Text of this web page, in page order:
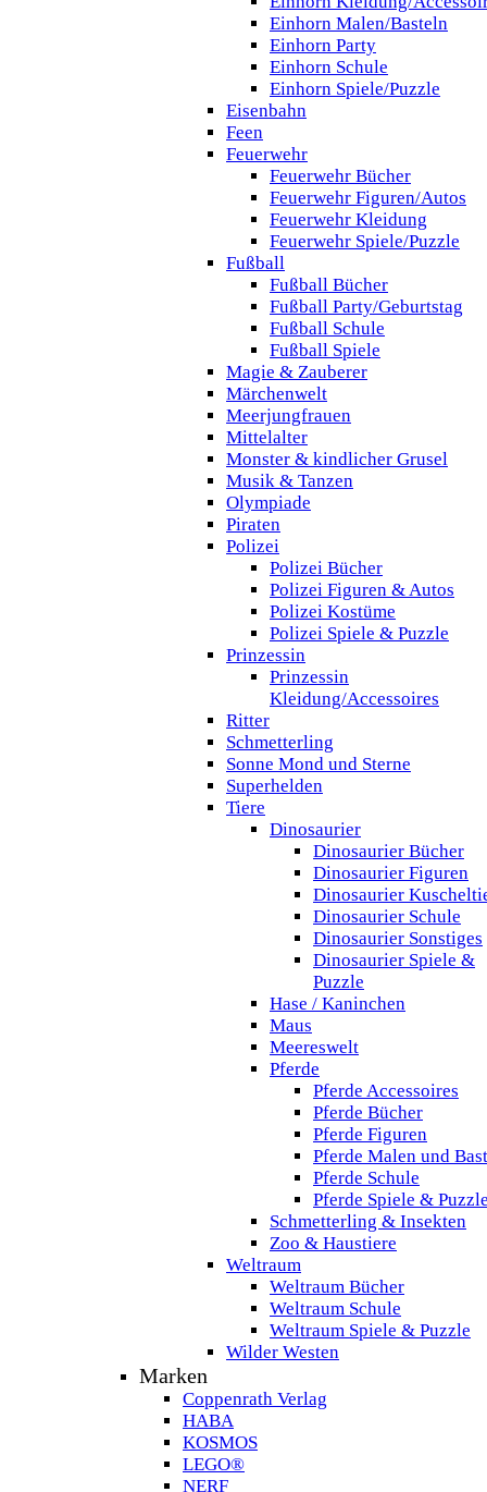
Einhorn Malen/Basteln
Einhorn Party
Einhorn Schule
Einhorn Spiele/Puzzle
Eisenbahn
Feen
Feuerwehr
Feuerwehr Bücher
Feuerwehr Figuren/Autos
Feuerwehr Kleidung
Feuerwehr Spiele/Puzzle
Fußball
Fußball Bücher
Fußball Party/Geburtstag
Fußball Schule
Fußball Spiele
Magie & Zauberer
Märchenwelt
Meerjungfrauen
Mittelalter
Monster & kindlicher Grusel
Musik & Tanzen
Olympiade
Piraten
Polizei
Polizei Bücher
Polizei Figuren & Autos
Polizei Kostüme
Polizei Spiele & Puzzle
Prinzessin
Prinzessin
Kleidung/Accessoires
Ritter
Schmetterling
Sonne Mond und Sterne
Superhelden
Tiere
Dinosaurier
Dinosaurier Bücher
Dinosaurier Figuren
Dinosaurier
Dinosaurier Schule
Dinosaurier Sonstiges
Dinosaurier Spiele &
Puzzle
Hase / Kaninchen
Maus
Meereswelt
Pferde
Pferde Accessoires
Pferde Bücher
Pferde Figuren
Pferde Malen und
Pferde Schule
Pferde Spiele &
Schmetterling & Insekten
Zoo & Haustiere
Weltraum
Weltraum Bücher
Weltraum Schule
Weltraum Spiele & Puzzle
Wilder Westen
Marken
Coppenrath Verlag
HABA
KOSMOS
LEGO®
NERF